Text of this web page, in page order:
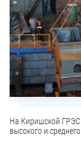
На Киришской
высокого и